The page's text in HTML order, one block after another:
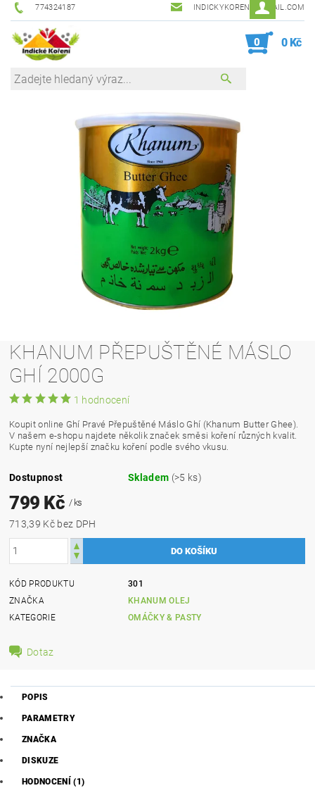
774324187 INDICKYKORENI@GMAIL.COM
0 0 Kč
KHANUM PŘEPUŠTĚNÉ MÁSLO
GHÍ 2000G
1 hodnocení
Koupit online Ghí Pravé Přepuštěné Máslo Ghí (Khanum Butter Ghee).
V našem e-shopu najdete několik značek směsi koření různých kvalit.
Kupte nyní nejlepší značku koření podle svého vkusu.
Dostupnost Skladem (>5 ks)
799 Kč / ks
713,39 Kč bez DPH
KÓD PRODUKTU
301
ZNAČKA
KHANUM OLEJ
KATEGORIE
OMÁČKY & PASTY
Dotaz
POPIS
PARAMETRY
ZNAČKA
DISKUZE
HODNOCENÍ (1)